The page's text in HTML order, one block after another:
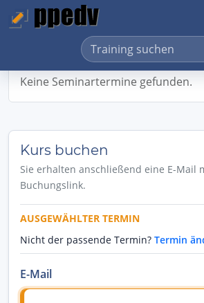
Keine Seminartermine gefunden.
Kurs buchen
Sie erhalten anschließend eine E-Mail
Buchungslink.
AUSGEWÄHLTER TERMIN
Nicht der passende Termin? Termin
E-Mail